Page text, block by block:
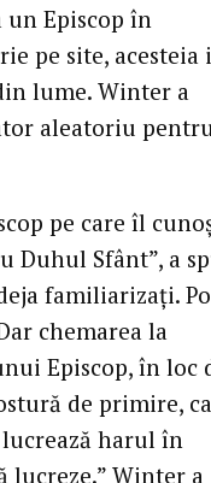
un Episcop în
pe site, acesteia
lume. Winter a
aleatoriu
pe care îl
Duhul Sfânt”, a
familiarizați.
chemarea la
Episcop, în loc
de primire,
harul în
lucreze.” Winter a